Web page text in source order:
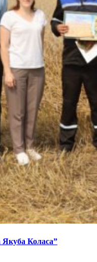
Коласа”